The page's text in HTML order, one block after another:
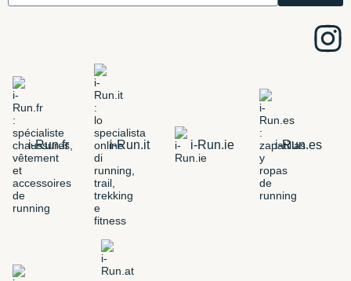
i-Run.fr i-Run.it i-Run.ie i-Run.es